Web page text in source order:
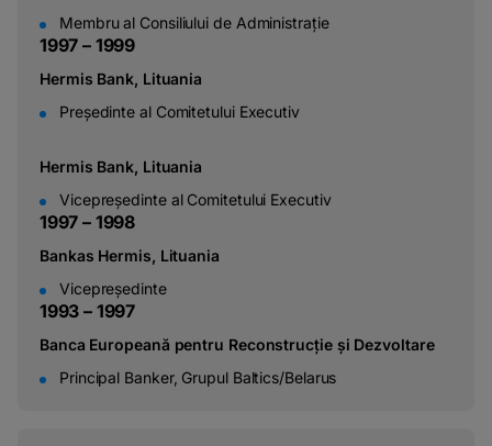
Membru al Consiliului de Administrație
1997 – 1999
Hermis Bank, Lituania
Președinte al Comitetului Executiv
Hermis Bank, Lituania
Vicepreședinte al Comitetului Executiv
1997 – 1998
Bankas Hermis, Lituania
Vicepreședinte
1993 – 1997
Banca Europeană pentru Reconstrucție și Dezvoltare
Principal Banker, Grupul Baltics/Belarus